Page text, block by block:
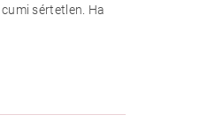
sértetlen. Ha